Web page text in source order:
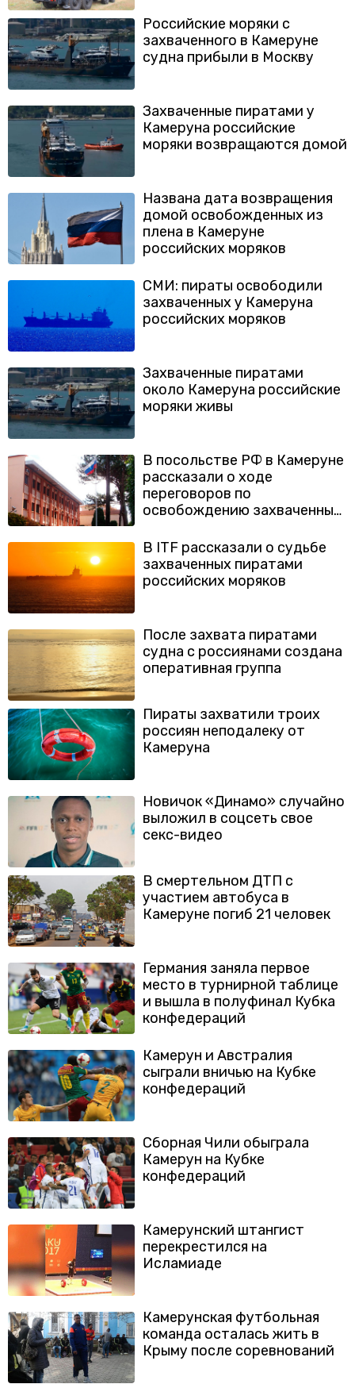
Российские моряки с
захваченного в Камеруне
судна прибыли в Москву
Захваченные пиратами у
Камеруна российские
моряки возвращаются домой
Названа дата возвращения
домой освобожденных из
плена в Камеруне
российских моряков
СМИ: пираты освободили
захваченных у Камеруна
российских моряков
Захваченные пиратами
около Камеруна российские
моряки живы
В посольстве РФ в Камеруне
рассказали о ходе
переговоров по
освобождению захваченных
В ITF рассказали о судьбе
захваченных пиратами
российских моряков
После захвата пиратами
судна с россиянами создана
оперативная группа
Пираты захватили троих
россиян неподалеку от
Камеруна
Новичок «Динамо» случайно
выложил в соцсеть свое
секс-видео
В смертельном ДТП с
участием автобуса в
Камеруне погиб 21 человек
Германия заняла первое
место в турнирной таблице
и вышла в полуфинал Кубка
конфедераций
Камерун и Австралия
сыграли вничью на Кубке
конфедераций
Сборная Чили обыграла
Камерун на Кубке
конфедераций
Камерунский штангист
перекрестился на
Исламиаде
Камерунская футбольная
команда осталась жить в
Крыму после соревнований